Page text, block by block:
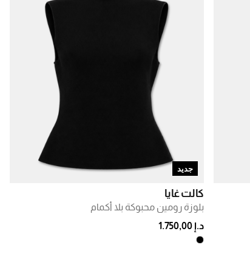
جديد
كالت غايا
بلوزة رومين محبوكة بلا أكمام
د.إ 1.750,00